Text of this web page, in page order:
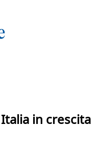
in crescita